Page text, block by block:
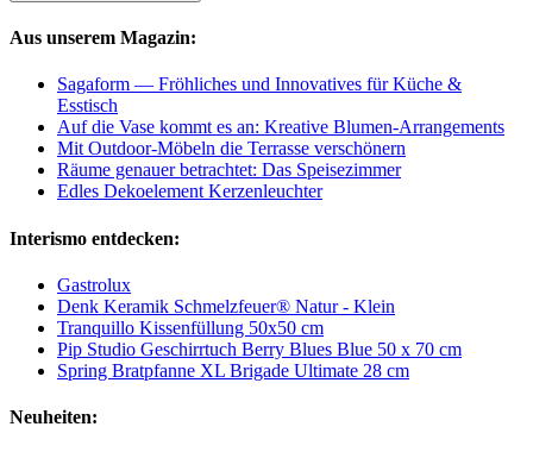
Aus unserem Magazin:
Sagaform — Fröhliches und Innovatives für Küche &
Esstisch
Auf die Vase kommt es an: Kreative Blumen-Arrangements
Mit Outdoor-Möbeln die Terrasse verschönern
Räume genauer betrachtet: Das Speisezimmer
Edles Dekoelement Kerzenleuchter
Interismo entdecken:
Gastrolux
Denk Keramik Schmelzfeuer® Natur - Klein
Tranquillo Kissenfüllung 50x50 cm
Pip Studio Geschirrtuch Berry Blues Blue 50 x 70 cm
Spring Bratpfanne XL Brigade Ultimate 28 cm
Neuheiten: